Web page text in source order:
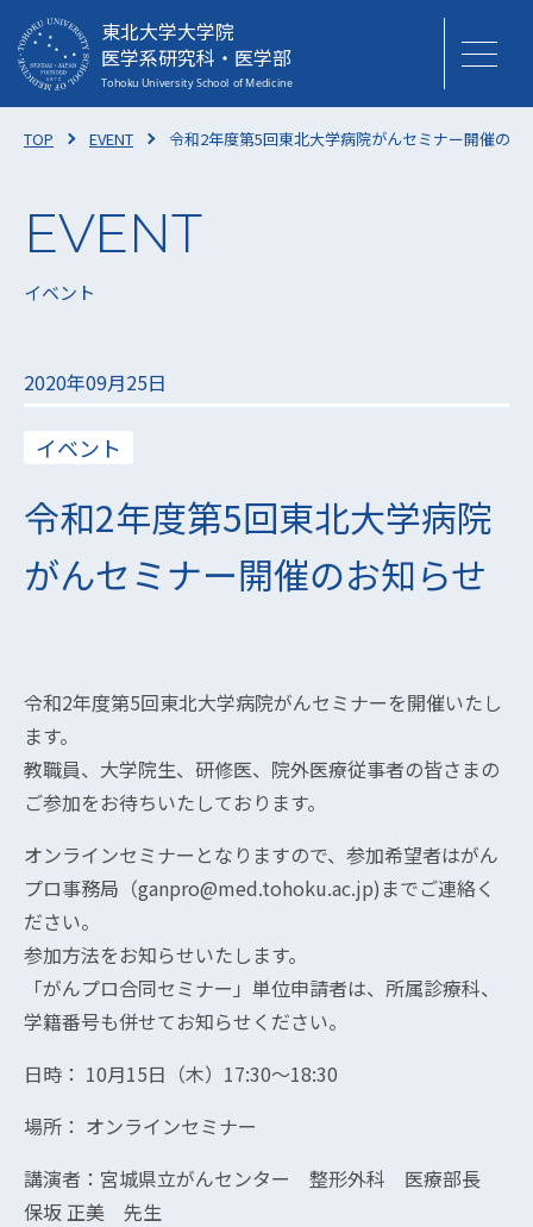
東北大学大学院
医学系研究科・医学部
TOP EVENT 令和2年度第5回東北大学病院がんセミナー開催のお
イベント
2020年09月25日
イベント
令和2年度第5回東北大学病院
がんセミナー開催のお知らせ
令和2年度第5回東北大学病院がんセミナーを開催いたし
ます。
教職員、大学院生、研修医、院外医療従事者の皆さまの
ご参加をお待ちいたしております。
オンラインセミナーとなりますので、参加希望者はがん
プロ事務局（ganpro@med.tohoku.ac.jp)までご連絡く
ださい。
参加方法をお知らせいたします。
「がんプロ合同セミナー」単位申請者は、所属診療科、
学籍番号も併せてお知らせください。
日時： 10月15日（木）17:30～18:30
場所： オンラインセミナー
講演者：宮城県立がんセンター 整形外科 医療部長
保坂 正美 先生